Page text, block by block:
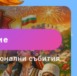
събития